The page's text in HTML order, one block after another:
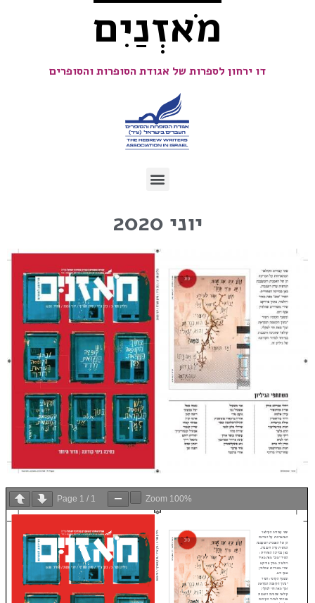
מֹאזְנַיִם
דו ירחון לספרות של אגודת הסופרות והסופרים
יוני 2020
Page 1 / 1 Zoom 100%